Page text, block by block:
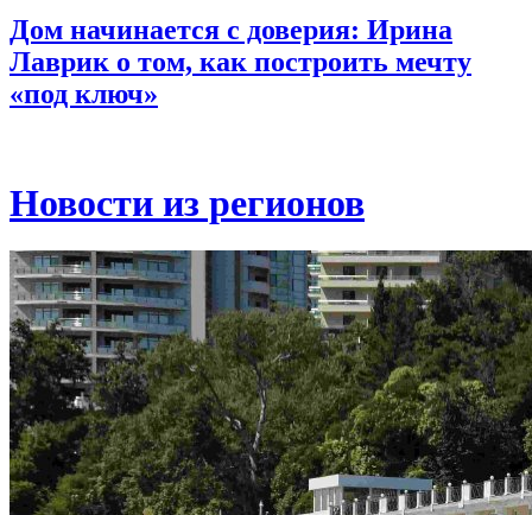
Дом начинается с доверия: Ирина
Лаврик о том, как построить мечту
«под ключ»
Новости из регионов